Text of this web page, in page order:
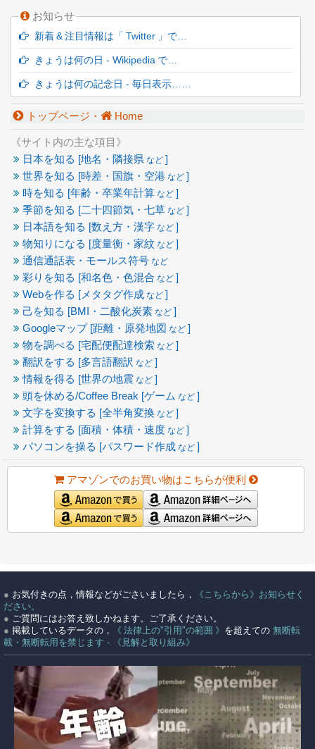
お知らせ
新着 & 注目情報は「 Twitter 」で…
きょうは何の日 - Wikipedia で…
きょうは何の記念日 - 毎日表示……
トップページ・ Home
《サイト内の主な項目》
日本を知る [地名・隣接県 など ]
世界を知る [時差・国旗・空港 など ]
時を知る [年齢・卒業年計算 など ]
季節を知る [二十四節気・七草 など ]
日本語を知る [数え方・漢字 など ]
物知りになる [度量衡・家紋 など ]
通信通話表・モールス符号 など
彩りを知る [和名色・色混合 など ]
Webを作る [メタタグ作成 など ]
己を知る [BMI・二酸化炭素 など ]
Googleマップ [距離・原発地図 など ]
物を調べる [宅配便配達検索 など ]
翻訳をする [多言語翻訳 など ]
情報を得る [世界の地震 など ]
頭を休める/Coffee Break [ゲーム など ]
文字を変換する [全半角変換 など ]
計算をする [面積・体積・速度 など ]
パソコンを操る [パスワード作成 など ]
アマゾンでのお買い物はこちらが便利
● お気付きの点，情報などがごさいましたら，
《こちらから》お知らせく
ださい。
● ご質問にはお答え致しかねます。ご了承ください。
● 掲載しているデータの， 《 法律上の"引用"の範囲 》 を超えての 無断転
載・無断転用を禁じます - 《見解と取り組み》